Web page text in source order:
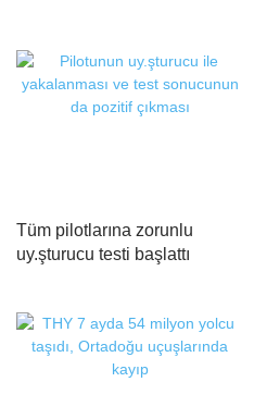
Tüm pilotlarına zorunlu
uy.şturucu testi başlattı